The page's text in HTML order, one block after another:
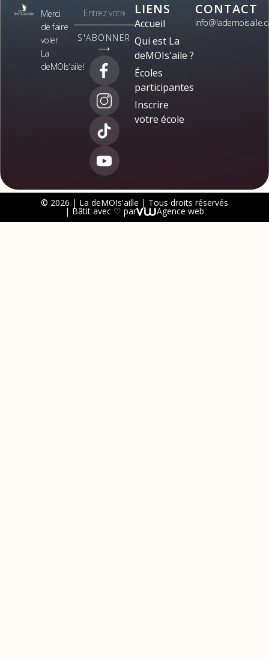
Merci
de faire
voler
La
deMOIs’aile!
S'ABONNER
⟶
LIENS
Accueil
Qui est La
deMOIs'aile ?
Écoles
participantes
Inscrire
votre école
CONTACT
© 2026 | La deMOIs'aille | Tous droits réservés
| Bâtit avec ♡ par Agence web